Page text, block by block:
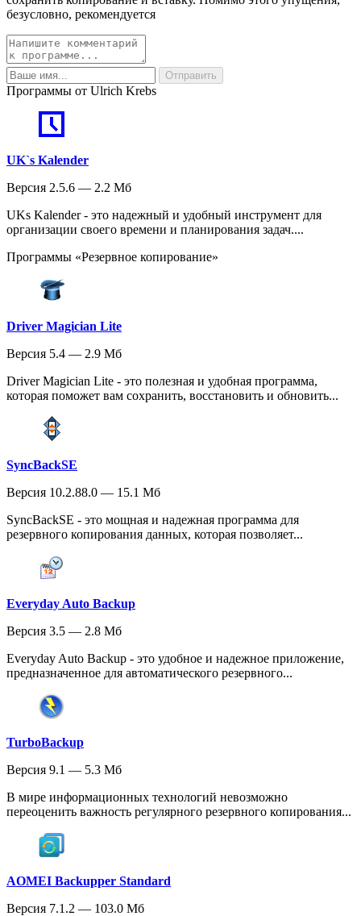
безусловно, рекомендуется
Программы от Ulrich Krebs
UK`s Kalender
Версия 2.5.6 — 2.2 Мб
UKs Kalender - это надежный и удобный инструмент для
организации своего времени и планирования задач....
Программы «Резервное копирование»
Driver Magician Lite
Версия 5.4 — 2.9 Мб
Driver Magician Lite - это полезная и удобная программа,
которая поможет вам сохранить, восстановить и обновить...
SyncBackSE
Версия 10.2.88.0 — 15.1 Мб
SyncBackSE - это мощная и надежная программа для
резервного копирования данных, которая позволяет...
Everyday Auto Backup
Версия 3.5 — 2.8 Мб
Everyday Auto Backup - это удобное и надежное приложение,
предназначенное для автоматического резервного...
TurboBackup
Версия 9.1 — 5.3 Мб
В мире информационных технологий невозможно
переоценить важность регулярного резервного копирования...
AOMEI Backupper Standard
Версия 7.1.2 — 103.0 Мб